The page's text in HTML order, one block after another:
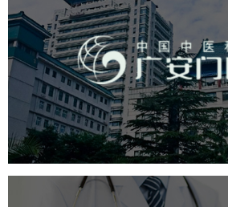
广安门医
医药医疗 医院 医院网站建
品牌官网
网站建设